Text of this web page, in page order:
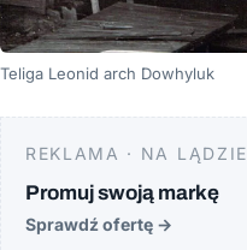
Teliga Leonid arch Dowhyluk
REKLAMA · NA LĄDZIE
Promuj swoją markę
Sprawdź ofertę →